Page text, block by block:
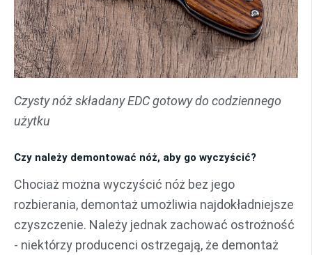
Czysty nóż składany EDC gotowy do codziennego
użytku
Czy należy demontować nóż, aby go wyczyścić?
Chociaż można wyczyścić nóż bez jego
rozbierania, demontaż umożliwia najdokładniejsze
czyszczenie. Należy jednak zachować ostrożność
- niektórzy producenci ostrzegają, że demontaż